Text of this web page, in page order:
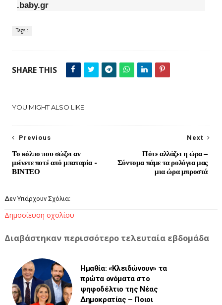
.baby.gr
Tags :
SHARE THIS
YOU MIGHT ALSO LIKE
Next
Πότε αλλάζει η ώρα –
Σύντομα πάμε τα ρολόγια μας
μια ώρα μπροστά
Previous
Το κόλπο που σώζει αν
μείνετε ποτέ από μπαταρία -
ΒΙΝΤΕΟ
Δεν Υπάρχουν Σχόλια:
Δημοσίευση σχολίου
Διαβάστηκαν περισσότερο τελευταία εβδομάδα
Ημαθία: «Κλειδώνουν» τα
πρώτα ονόματα στο
ψηφοδέλτιο της Νέας
Δημοκρατίας – Ποιοι